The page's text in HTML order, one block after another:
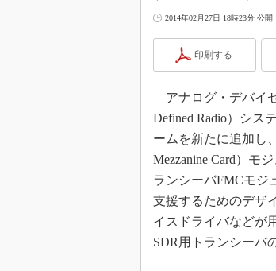
記録
アナ
座
「
最新
計測
う変
IoT時
2014年02月27日 18時23分 公開
印刷する
アナログ・デバイ
Defined Radio）シス
ームを新たに追加し
Mezzanine Card）モ
ランシーバFMCモジ
支援するためのデザ
イスドライバなどが
SDR用トランシーバ